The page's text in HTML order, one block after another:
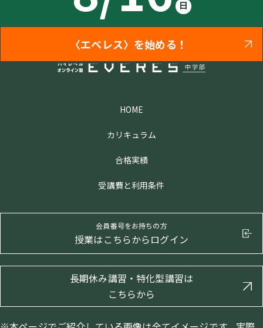
日
〈エベレス〉を始める！
HOME
カリキュラム
合格実績
受講費と利用条件
会員番号をお持ちの方
授業はこちらからログイン
長期休み講習・特化型講習は
こちらから